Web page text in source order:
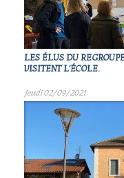
LES ÉLUS DU
VISITENT L'ÉCOLE.
Jeudi 02/09/2021